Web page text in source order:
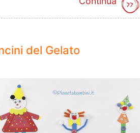
del Gelato